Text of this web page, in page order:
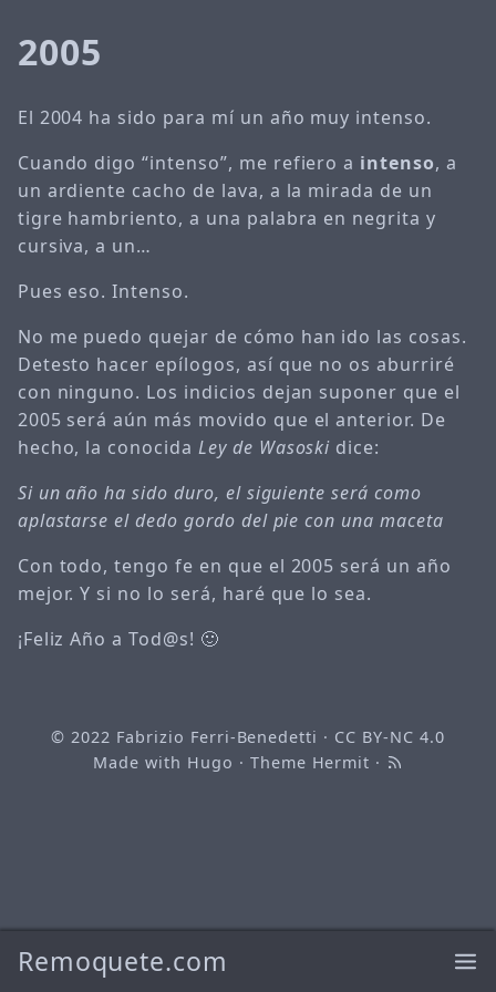
Remoquete.com
2005
El 2004 ha sido para mí un año muy intenso.
Cuando digo “intenso”, me refiero a intenso, a
un ardiente cacho de lava, a la mirada de un
tigre hambriento, a una palabra en negrita y
cursiva, a un…
Pues eso. Intenso.
No me puedo quejar de cómo han ido las cosas.
Detesto hacer epílogos, así que no os aburriré
con ninguno. Los indicios dejan suponer que el
2005 será aún más movido que el anterior. De
hecho, la conocida Ley de Wasoski dice:
Si un año ha sido duro, el siguiente será como
aplastarse el dedo gordo del pie con una maceta
Con todo, tengo fe en que el 2005 será un año
mejor. Y si no lo será, haré que lo sea.
¡Feliz Año a Tod@s! 🙂
© 2022 Fabrizio Ferri-Benedetti · CC BY-NC 4.0
Made with Hugo · Theme Hermit ·